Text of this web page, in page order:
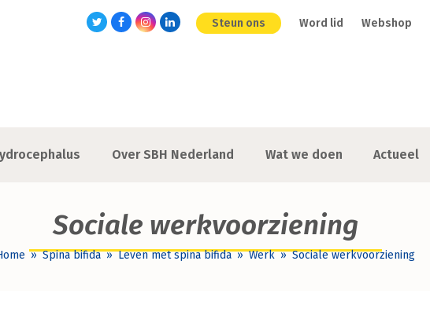
TwitterFacebookInstagram
LinkedIn Steun ons Word lid Webshop
Over SBH Nederland Wat we doen Actueel
Sociale werkvoorziening
»Spina bifida»Leven met spina bifida»Werk»Sociale werkvoorziening